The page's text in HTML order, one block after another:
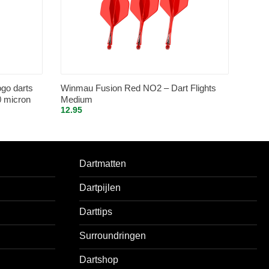
darts
micron
Winmau Fusion Red NO2 – Dart Flights
Medium
12.95
Dartmatten
Dartpijlen
Darttips
Surroundringen
Dartshop